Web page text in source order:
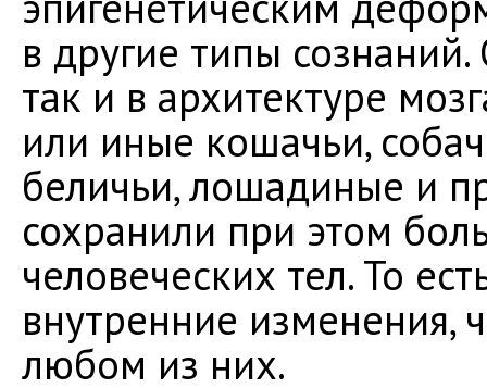
в другие типы
так и в архитектуре
или иные кошачьи,
беличьи, лошадиные и
сохранили при этом
человеческих тел. То
внутренние изменения,
любом из них.